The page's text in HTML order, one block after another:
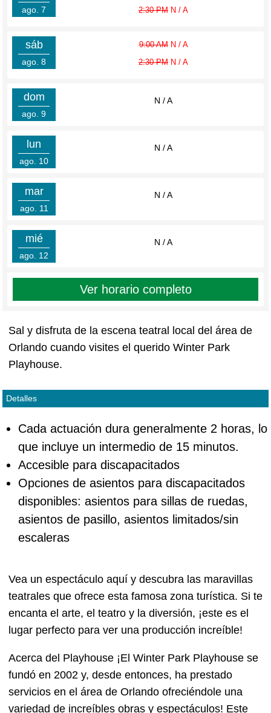
ago. 7
2:30 PM N / A
sáb
ago. 8
9:00 AMN / A
2:30 PM N / A
dom
ago. 9
N / A
lun
ago. 10
N / A
mar
ago. 11
N / A
mié
ago. 12
N / A
Ver horario completo
Sal y disfruta de la escena teatral local del área de
Orlando cuando visites el querido Winter Park
Playhouse.
Detalles
Cada actuación dura generalmente 2 horas, lo
que incluye un intermedio de 15 minutos.
Accesible para discapacitados
Opciones de asientos para discapacitados
disponibles: asientos para sillas de ruedas,
asientos de pasillo, asientos limitados/sin
escaleras
Vea un espectáculo aquí y descubra las maravillas
teatrales que ofrece esta famosa zona turística. Si te
encanta el arte, el teatro y la diversión, ¡este es el
lugar perfecto para ver una producción increíble!
Acerca del Playhouse ¡El Winter Park Playhouse se
fundó en 2002 y, desde entonces, ha prestado
servicios en el área de Orlando ofreciéndole una
variedad de increíbles obras y espectáculos! Este